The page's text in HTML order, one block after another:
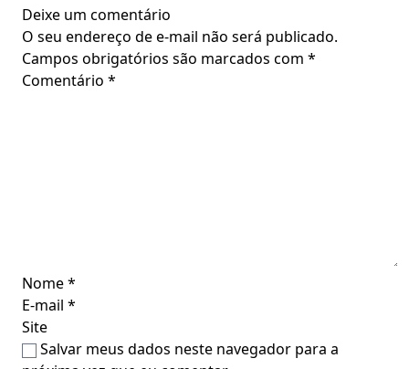
Deixe um comentário
O seu endereço de e-mail não será publicado.
Campos obrigatórios são marcados com *
Comentário *
Nome*
E-mail *
Site
Salvar meus dados neste navegador para a